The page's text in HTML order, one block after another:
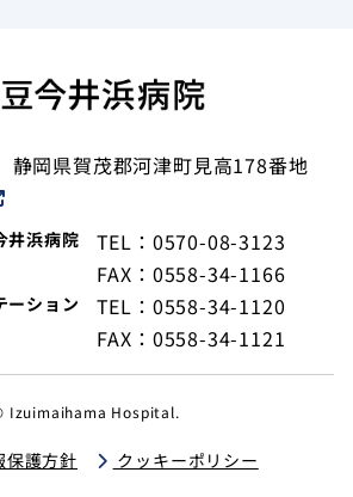
静岡県賀茂郡河津町見高178番地
井浜病院
TEL：0570-08-3123
FAX：0558-34-1166
ーション
TEL：0558-34-1120
FAX：0558-34-1121
Izuimaihama Hospital.
保護方針
クッキーポリシー